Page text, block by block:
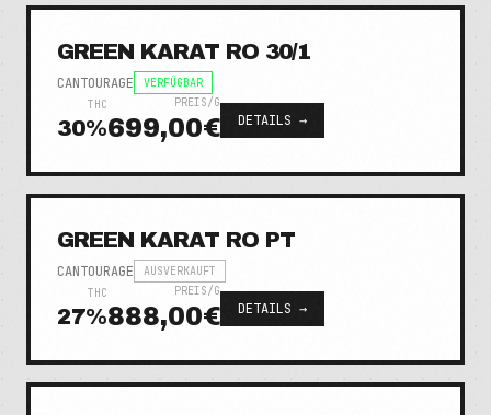
GREEN KARAT RO 30/1
CANTOURAGE
VERFÜGBAR
THC
30%
PREIS/G
699,00€ DETAILS →
GREEN KARAT RO PT
CANTOURAGE
AUSVERKAUFT
THC
27%
PREIS/G
888,00€ DETAILS →